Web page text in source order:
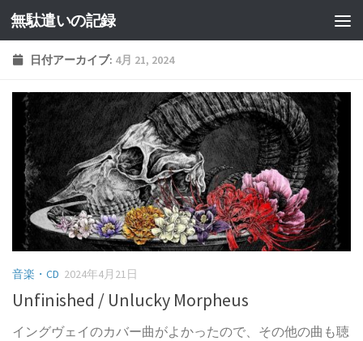
コンテンツへスキップ
無駄遣いの記録
日付アーカイブ: 4月 21, 2024
音楽・CD 2024年4月21日
Unfinished / Unlucky Morpheus
イングヴェイのカバー曲がよかったので、その他の曲も聴